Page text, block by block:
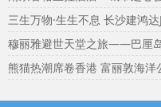
穆丽雅避世天堂之旅——巴厘
熊猫热潮席卷香港 富丽敦海洋